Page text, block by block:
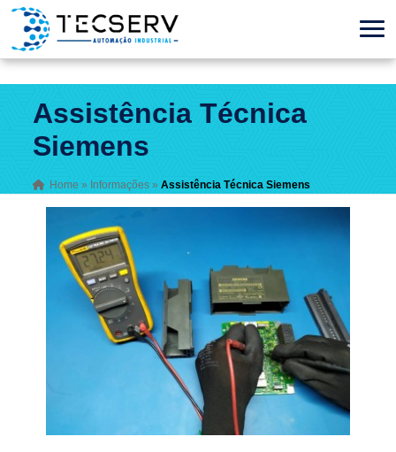
Assistência Técnica
Siemens
Home » Informações »Assistência Técnica Siemens